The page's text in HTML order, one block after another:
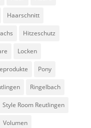
Haarschnitt
Hitzeschutz
Locken
Pony
Ringelbach
Style Room Reutlingen
Volumen